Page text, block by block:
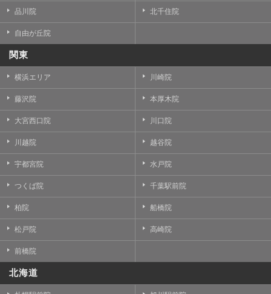
品川院 北千住院
自由が丘院
関東
横浜エリア 川崎院
藤沢院 本厚木院
大宮西口院 川口院
川越院 越谷院
宇都宮院 水戸院
つくば院 千葉駅前院
柏院 船橋院
松戸院 高崎院
前橋院
北海道